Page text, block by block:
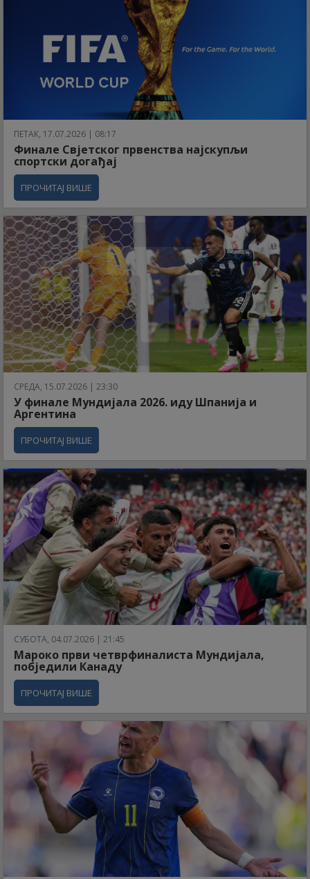
ПЕТАК, 17.07.2026 | 08:17
Финале Свјетског првенства најскупљи
спортски догађај
ПРОЧИТАЈ ВИШЕ
СРЕДА, 15.07.2026 | 23:30
У финале Мундијала 2026. иду Шпанија и
Аргентина
ПРОЧИТАЈ ВИШЕ
СУБОТА, 04.07.2026 | 21:45
Мароко први четврфиналиста Мундијала,
побједили Канаду
ПРОЧИТАЈ ВИШЕ